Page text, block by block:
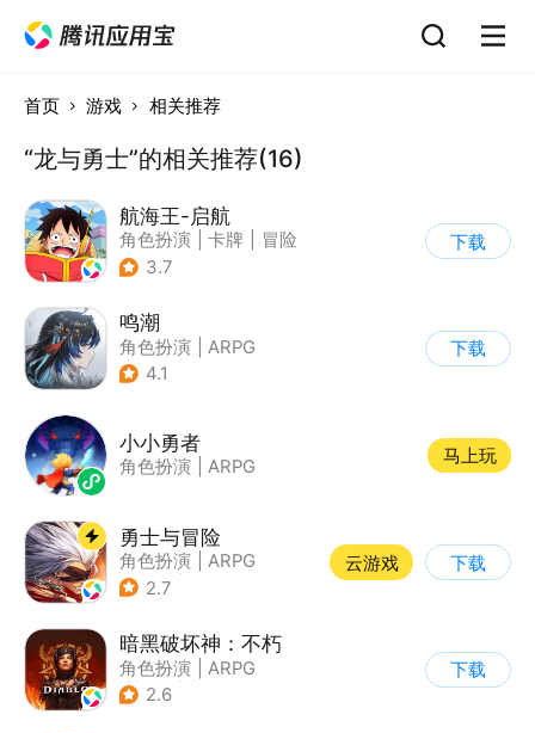
首页 游戏 相关推荐
“龙与勇士”的相关推荐(16)
航海王-启航
角色扮演 卡牌
冒险
| 海贼王
3.7
下载
鸣潮
角色扮演
ARPG
| 冒险
4.1
下载
小小勇者
角色扮演 ARPG
马上玩
勇士与冒险
角色扮演
ARPG
| 冒险
2.7
云游戏 下载
暗黑破坏神：不朽
角色扮演
ARPG
| 奇幻
2.6
下载